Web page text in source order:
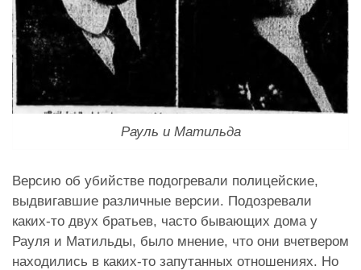
Рауль и Матильда
Версию об убийстве подогревали полицейские,
выдвигавшие различные версии. Подозревали
каких-то двух братьев, часто бывающих дома у
Рауля и Матильды, было мнение, что они вчетвером
находились в каких-то запутанных отношениях. Но